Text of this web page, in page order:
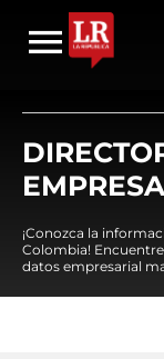
¡Conozca la
Colombia!
datos empresarial